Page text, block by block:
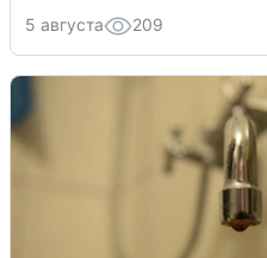
5 августа 209